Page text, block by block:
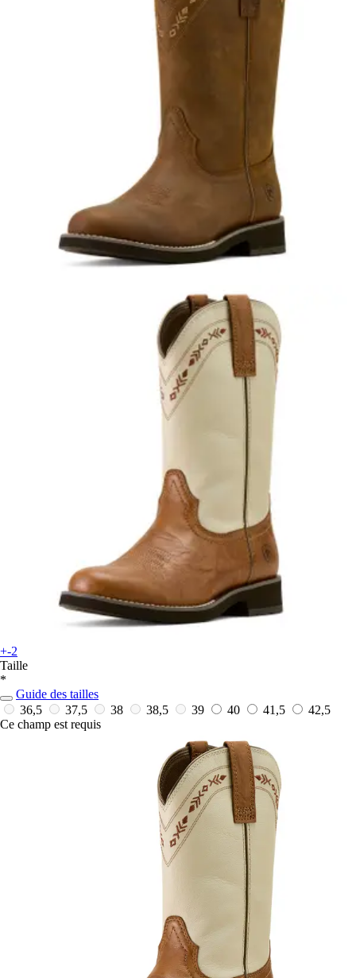
+-2
Taille
*
Guide des tailles
36,5
37,5 38 38,5 39 40 41,5
42,5
Ce champ est requis